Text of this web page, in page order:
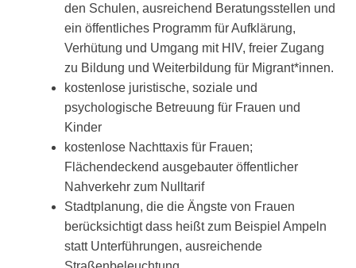
den Schulen, ausreichend Beratungsstellen und
ein öffentliches Programm für Aufklärung,
Verhütung und Umgang mit HIV, freier Zugang
zu Bildung und Weiterbildung für Migrant*innen.
kostenlose juristische, soziale und
psychologische Betreuung für Frauen und
Kinder
kostenlose Nachttaxis für Frauen;
Flächendeckend ausgebauter öffentlicher
Nahverkehr zum Nulltarif
Stadtplanung, die die Ängste von Frauen
berücksichtigt dass heißt zum Beispiel Ampeln
statt Unterführungen, ausreichende